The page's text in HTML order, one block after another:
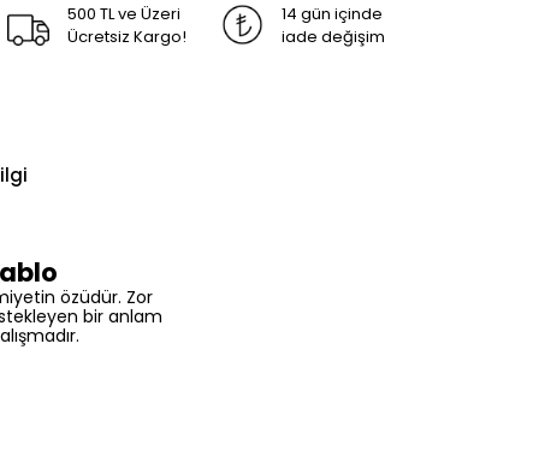
500 TL ve Üzeri
Ücretsiz Kargo!
14 gün içinde
iade değişim
özüdür. Zor
bir anlam